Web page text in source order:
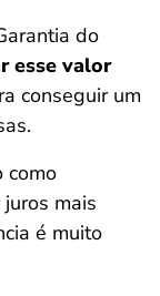
do
esse valor
conseguir um
como
mais
é muito